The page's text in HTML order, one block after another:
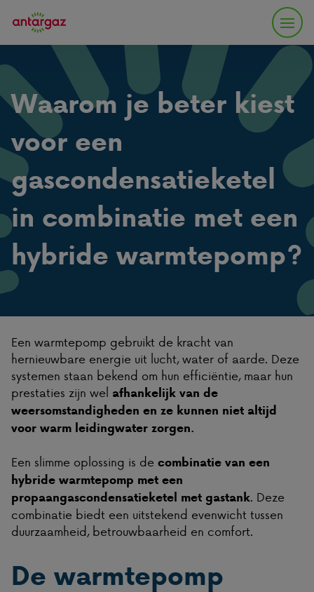
Waarom je beter kiest
voor een
gascondensatieketel
in combinatie met een
hybride warmtepomp?
Een warmtepomp gebruikt de kracht van
hernieuwbare energie uit lucht, water of aarde. Deze
systemen staan bekend om hun efficiëntie, maar hun
prestaties zijn wel afhankelijk van de
weersomstandigheden en ze kunnen niet altijd
voor warm leidingwater zorgen.
Een slimme oplossing is de combinatie van een
hybride warmtepomp met een
propaangascondensatieketel met gastank. Deze
combinatie biedt een uitstekend evenwicht tussen
duurzaamheid, betrouwbaarheid en comfort.
De warmtepomp